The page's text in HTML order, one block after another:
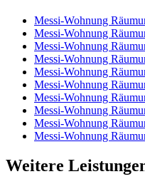
Messi-Wohnung
Messi-Wohnung
Messi-Wohnung
Messi-Wohnung
Messi-Wohnung
Messi-Wohnung
Messi-Wohnung
Messi-Wohnung
Messi-Wohnung
Messi-Wohnung
Weitere